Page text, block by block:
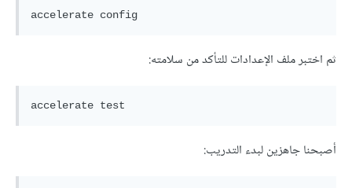
ثم اختبر ملف الإعدادات للتأكد من سلامته:
أصبحنا جاهزين لبدء التدريب: